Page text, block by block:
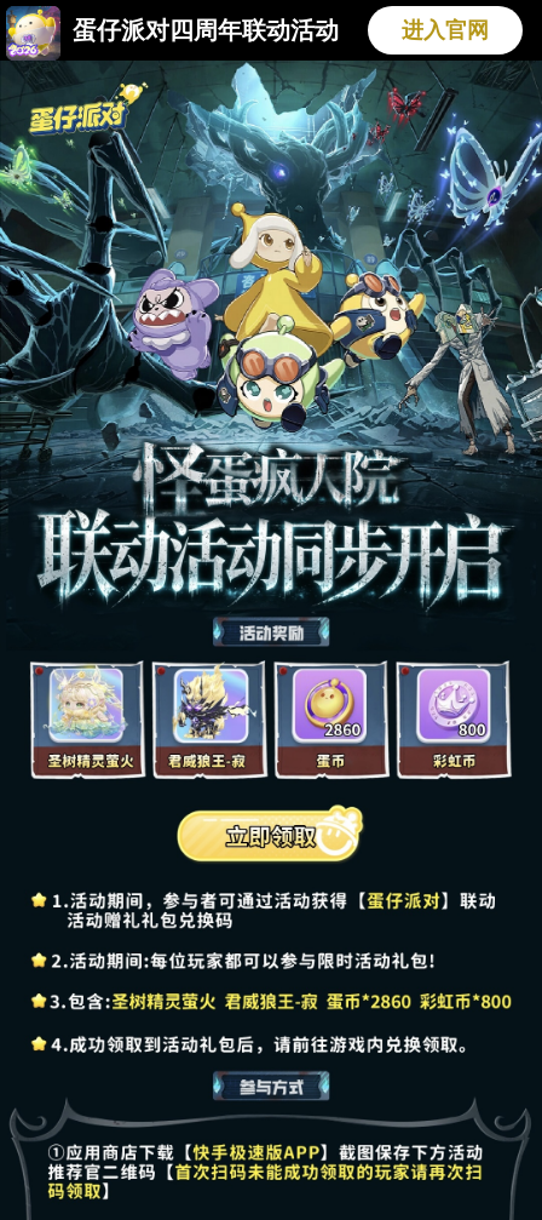
蛋仔派对四周年联动活动 进入官网